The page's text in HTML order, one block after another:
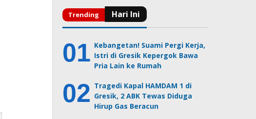
Kebangetan! Suami Pergi Kerja,
Istri di Gresik Kepergok Bawa
Pria Lain ke Rumah
Tragedi Kapal HAMDAM 1 di
Gresik, 2 ABK Tewas Diduga
Hirup Gas Beracun